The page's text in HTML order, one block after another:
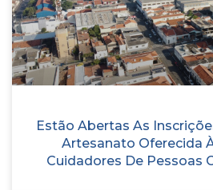
Estão Abertas As
Artesanato Oferecida
Cuidadores De Pessoas